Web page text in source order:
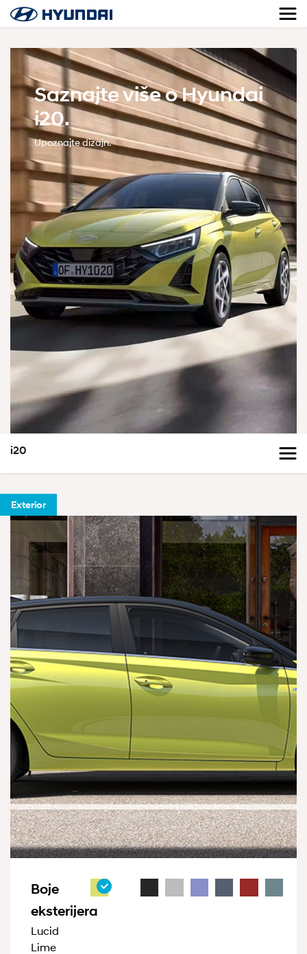
Saznajte više o Hyundai
i20.
Upoznajte dizajn.
i20
Exterior
Boje
eksterijera
Lucid
Lime